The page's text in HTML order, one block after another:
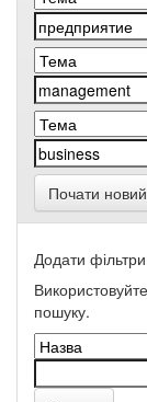
Почати
Додати
пошуку.